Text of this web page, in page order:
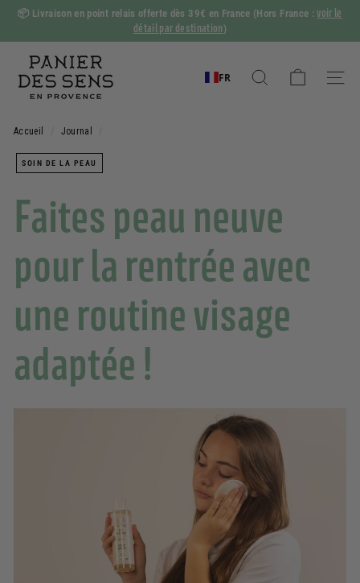
Passer
contenu
Diaporama
Pause
📦 Livraison en point relais offerte dès 39€ en France (Hors France :voir le
détail par destination )
a
i
e
r
d
s
S
e
n
s
FR
Rechercher
Accueil Journal
SOIN DE LA PEAU
Faites peau neuve
pour la rentrée avec
une routine visage
adaptée !